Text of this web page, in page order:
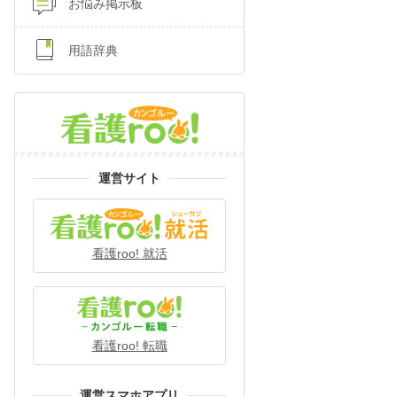
お悩み掲示板
用語辞典
運営サイト
看護roo! 就活
看護roo! 転職